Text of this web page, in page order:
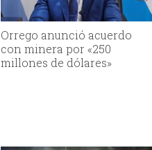
Orrego anunció acuerdo
con minera por «250
millones de dólares»